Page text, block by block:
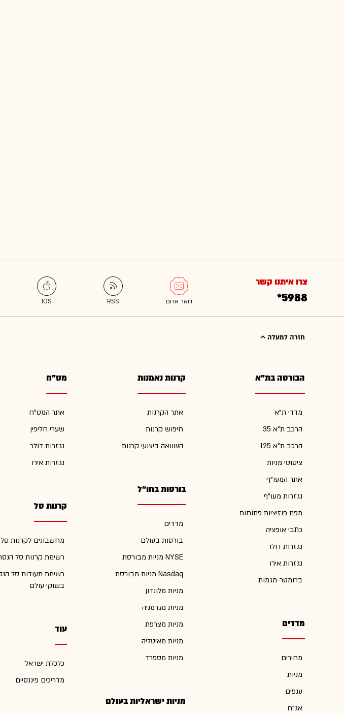
צרו איתנו קשר
*5988
חזרה למעלה
הבורסה בת"א
מדדי ת"א
הרכב ת"א 35
הרכב ת"א 125
ציטוטי מניות
אתר המעו"ף
נגזרות מעו"ף
מפת פוזיציות פתוחות
כתבי אופציה
נגזרות דולר
נגזרות אירו
ברומטר-מגמות
מדדים
מחירים
מניות
ענפים
אג"ח
קרנות נאמנות
אתר הקרנות
חיפוש קרנות
השוואה ביצועי קרנות
בורסות בחו"ל
מדדים
בורסות בעולם
מניות מבורסת NYSE
מניות מבורסת Nasdaq
מניות מלונדון
מניות מגרמניה
מניות מצרפת
מניות מאיטליה
מניות מספרד
מניות ישראליות בעולם
מט"ח
אתר המט"ח
שערי חליפין
נגזרות דולר
נגזרות אירו
קרנות סל
מחשבונים לקרנות סל
רשימת קרנות סל
רשימת תעודות סל
בשוקי עולם
עוד
כלכלת ישראל
מדריכים פיננסיים